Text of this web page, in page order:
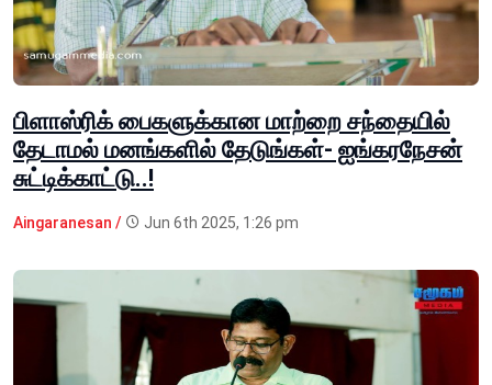
பிளாஸ்ரிக் பைகளுக்கான மாற்றை சந்தையில்
தேடாமல் மனங்களில் தேடுங்கள்- ஐங்கரநேசன்
சுட்டிக்காட்டு..!
Aingaranesan / Jun 6th 2025, 1:26 pm